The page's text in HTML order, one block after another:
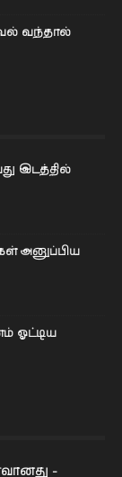
வந்தால்
இடத்தில்
அனுப்பிய
ஓட்டிய
-